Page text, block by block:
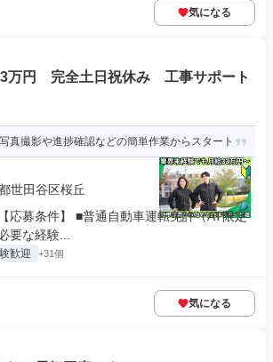
気になる
万円 完全土日祝休み 工事サポート
真撮影や進捗確認などの簡単作業からスタート
世田谷区桜丘
応募条件】 ■普通自動車運転免許（AT限定
要な経験...
歓迎 +31個
気になる